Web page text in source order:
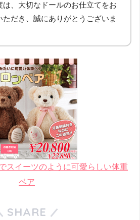
は、大切なドールのお仕立てをお
ただき、誠にありがとうございま
スイーツのように可愛らしい体重
ベア
SHARE